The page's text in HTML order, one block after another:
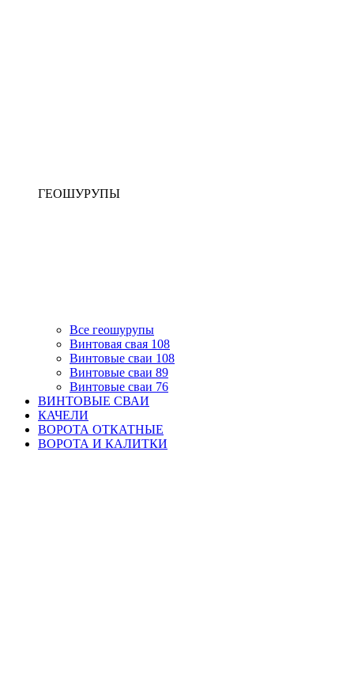
ГЕОШУРУПЫ
Все геошурупы
Винтовая свая 108
Винтовые сваи 108
Винтовые сваи 89
Винтовые сваи 76
ВИНТОВЫЕ СВАИ
КАЧЕЛИ
ВОРОТА ОТКАТНЫЕ
ВОРОТА И КАЛИТКИ